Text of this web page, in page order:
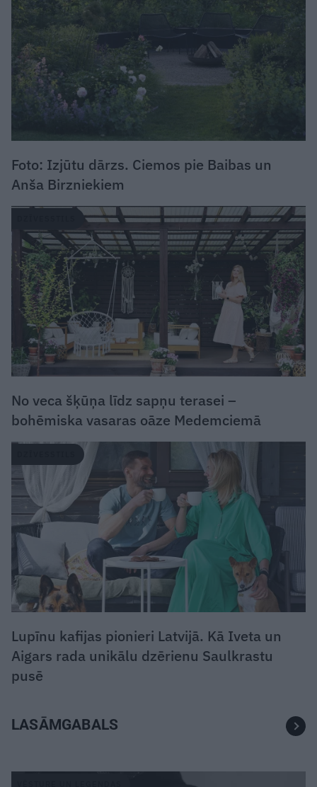
Foto: Izjūtu dārzs. Ciemos pie Baibas un
Anša Birzniekiem
No veca šķūņa līdz sapņu terasei –
bohēmiska vasaras oāze Medemciemā
Lupīnu kafijas pionieri Latvijā. Kā Iveta un
Aigars rada unikālu dzērienu Saulkrastu
pusē
LASĀMGABALS